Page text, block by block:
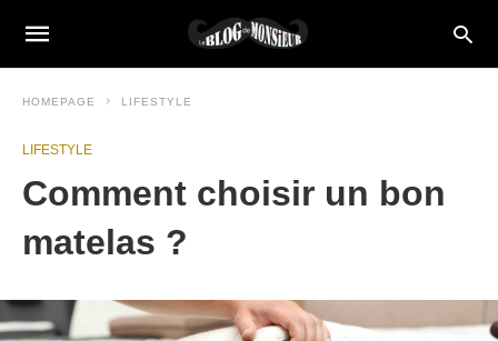
HOMEPAGE LIFESTYLE
LIFESTYLE
Comment choisir un bon
matelas ?